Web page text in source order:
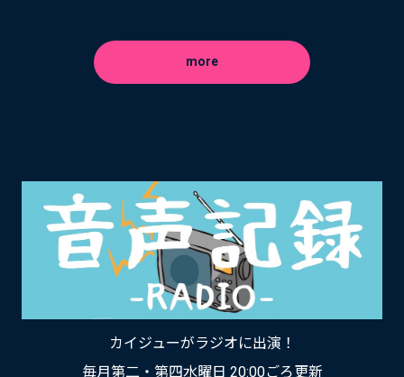
more
カイジューがラジオに出演！
毎月第二・第四水曜日 20:00ごろ更新